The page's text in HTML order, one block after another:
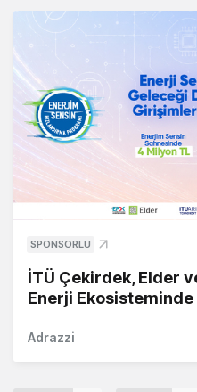
SPONSORLU
İTÜ Çekirdek, Elder
Enerji Ekosisteminde
Adrazzi